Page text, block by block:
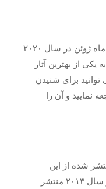
آهنگ میگ میگ این خواننده در تاریخ هجدهم ماه ژوئن در سال ۲۰۲۰
از بهترین آثار
برای شنیدن
نمایید و آن را
شده از این
خواننده می باشد که در تاریخ دوم ماه مه در سال ۲۰۱۳ منتشر